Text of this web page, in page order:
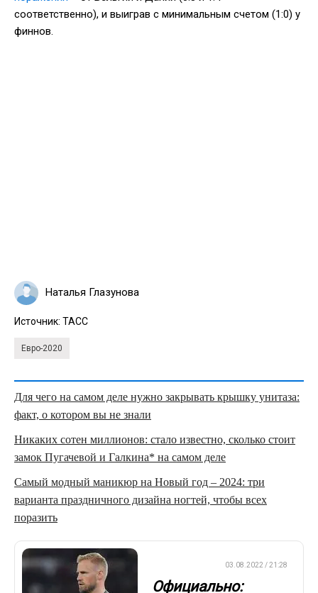
соответственно), и выиграв с минимальным счетом (1:0) у
финнов.
Наталья Глазунова
Источник: ТАСС
Евро-2020
Для чего на самом деле нужно закрывать крышку унитаза:
факт, о котором вы не знали
Никаких сотен миллионов: стало известно, сколько стоит
замок Пугачевой и Галкина* на самом деле
Самый модный маникюр на Новый год – 2024: три
варианта праздничного дизайна ногтей, чтобы всех
поразить
03.08.2022 / 21:28
Официально: